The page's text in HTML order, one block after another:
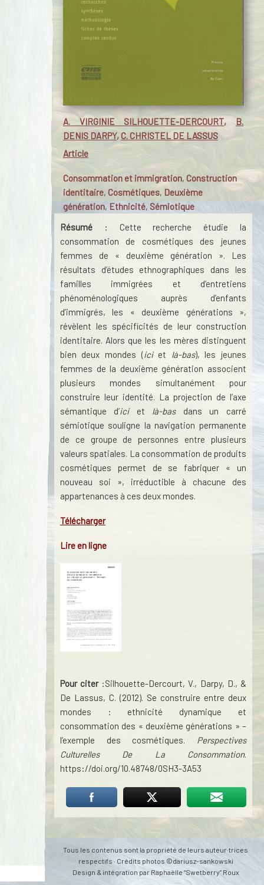
A. VIRGINIE SILHOUETTE-DERCOURT,B.
DENIS DARPY,C. CHRISTEL DE LASSUS
Article
Consommation et immigration, Construction
identitaire, Cosmétiques, Deuxième
génération, Ethnicité, Sémiotique
Résumé: Cette recherche étudie la
consommation de cosmétiques des jeunes
femmes de « deuxième génération ». Les
résultats d’études ethnographiques dans les
familles immigrées et d’entretiens
phénoménologiques auprès d’enfants
d’immigrés, les « deuxième générations »,
révèlent les spécificités de leur construction
identitaire. Alors que les les mères distinguent
bien deux mondes (iciet là-bas), les jeunes
femmes de la deuxième génération associent
plusieurs mondes simultanément pour
construire leur identité. La projection de l’axe
sémantique d’iciet là-basdans un carré
sémiotique souligne la navigation permanente
de ce groupe de personnes entre plusieurs
valeurs spatiales. La consommation de produits
cosmétiques permet de se fabriquer « un
nouveau soi », irréductible à chacune des
appartenances à ces deux mondes.
Télécharger
Lire en ligne
Pour citer:Silhouette-Dercourt, V., Darpy, D., &
De Lassus, C. (2012). Se construire entre deux
mondes : ethnicité dynamique et
consommation des « deuxième générations » –
l’exemple des cosmétiques.
Perspectives
Culturelles De La Consommation.
https://doi.org/10.48748/0SH3-3A53
Tous les contenus sont la propriété de leurs auteur·trices
respectifs · Crédits photos ©dariusz-sankowski
Design & intégration par Raphaëlle “Swetberry” Roux